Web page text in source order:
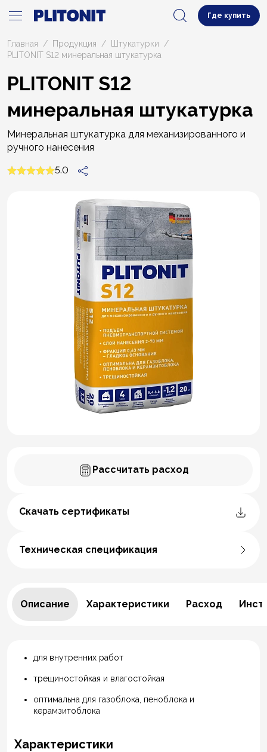
Где купить
Главная Продукция
Штукатурки
PLITONIT S12 минеральная штукатурка
PLITONIT S12
минеральная штукатурка
Минеральная штукатурка для механизированного и
ручного нанесения
5.0
Рассчитать расход
Скачать сертификаты
Техническая спецификация
Описание Характеристики Расход
для внутренних работ
трещиностойкая и влагостойкая
оптимальна для газоблока, пеноблока и
керамзитоблока
Характеристики